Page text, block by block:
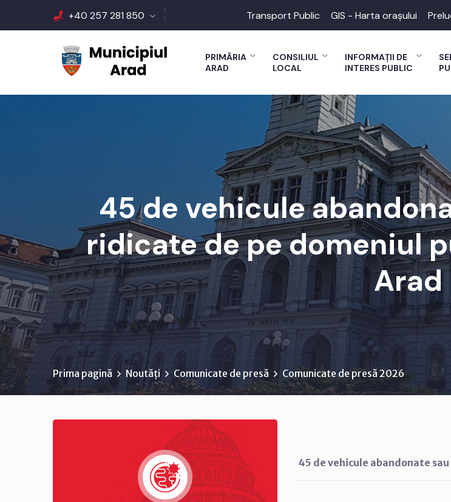
+40 257 281 850 Transport Public GIS - Harta orașului
PRIMĂRIA
ARAD
CONSILIUL
LOCAL
INFORMAȚII DE
INTERES PUBLIC
45 de vehicule
ridicate de pe domeniul
Arad
Prima pagină Noutăți Comunicate de presă Comunicate de presă 2026
45 de vehicule abandonate